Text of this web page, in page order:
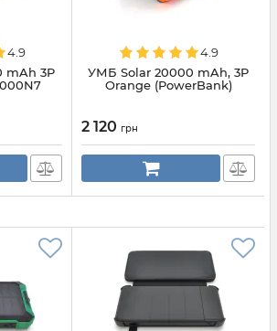
4.9
mAh 3P
4.9
УМБ Solar 20000 mAh, 3P
Orange (PowerBank)
2 120 грн